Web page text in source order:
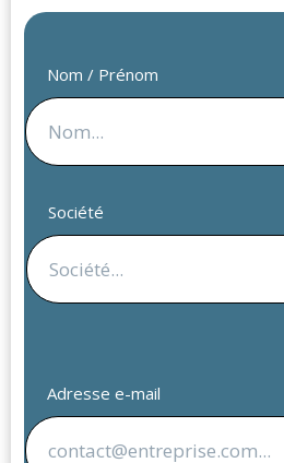
Nom / Prénom
Société
Adresse e-mail